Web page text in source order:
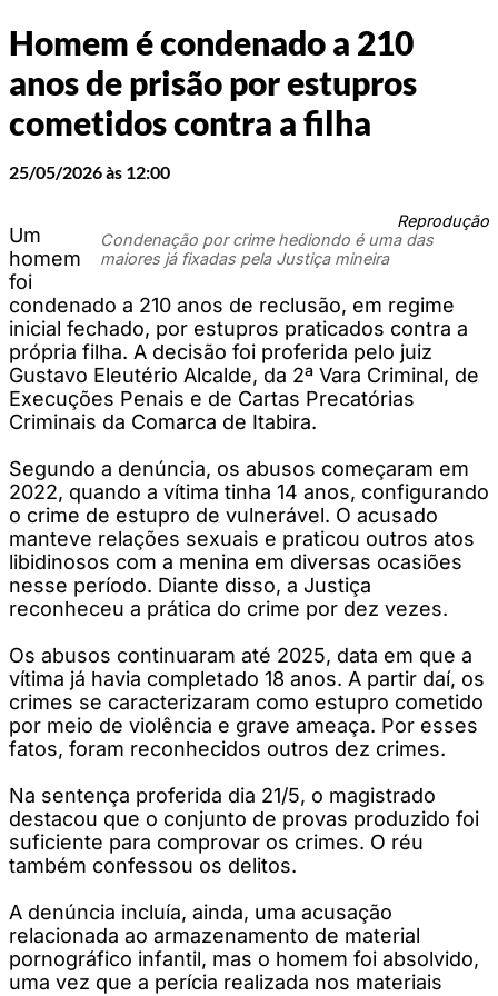
Homem é condenado a 210
anos de prisão por estupros
cometidos contra a filha
25/05/2026 às 12:00
Reprodução
Condenação por crime hediondo é uma das
maiores já fixadas pela Justiça mineira
Um
homem
foi
condenado a 210 anos de reclusão, em regime
inicial fechado, por estupros praticados contra a
própria filha. A decisão foi proferida pelo juiz
Gustavo Eleutério Alcalde, da 2ª Vara Criminal, de
Execuções Penais e de Cartas Precatórias
Criminais da Comarca de Itabira.
Segundo a denúncia, os abusos começaram em
2022, quando a vítima tinha 14 anos, configurando
o crime de estupro de vulnerável. O acusado
manteve relações sexuais e praticou outros atos
libidinosos com a menina em diversas ocasiões
nesse período. Diante disso, a Justiça
reconheceu a prática do crime por dez vezes.
Os abusos continuaram até 2025, data em que a
vítima já havia completado 18 anos. A partir daí, os
crimes se caracterizaram como estupro cometido
por meio de violência e grave ameaça. Por esses
fatos, foram reconhecidos outros dez crimes.
Na sentença proferida dia 21/5, o magistrado
destacou que o conjunto de provas produzido foi
suficiente para comprovar os crimes. O réu
também confessou os delitos.
A denúncia incluía, ainda, uma acusação
relacionada ao armazenamento de material
pornográfico infantil, mas o homem foi absolvido,
uma vez que a perícia realizada nos materiais